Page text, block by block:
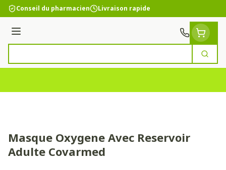
Aller au contenu
Conseil du pharmacien Livraison rapide
Menu
Masque Oxygene Avec Reservoir
Adulte Covarmed